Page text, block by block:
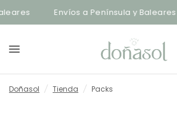
Envíos a Península y Baleares
Doñasol / Tienda / Packs